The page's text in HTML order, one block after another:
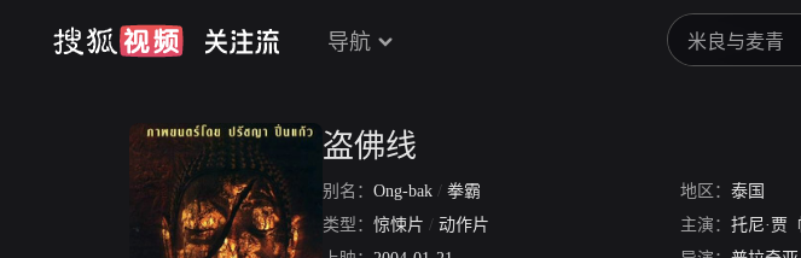
导航
盗佛线
别名： Ong-bak / 拳霸 地区： 泰国
类型： 惊悚片 / 动作片 主演： 托尼·贾